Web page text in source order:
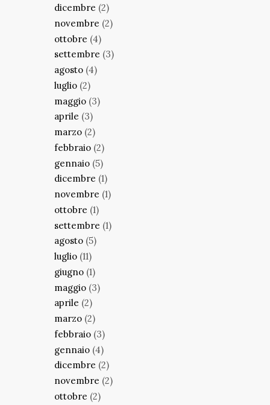
dicembre (2)
novembre (2)
ottobre (4)
settembre (3)
agosto (4)
luglio (2)
maggio (3)
aprile (3)
marzo (2)
febbraio (2)
gennaio (5)
dicembre (1)
novembre (1)
ottobre (1)
settembre (1)
agosto (5)
luglio (11)
giugno (1)
maggio (3)
aprile (2)
marzo (2)
febbraio (3)
gennaio (4)
dicembre (2)
novembre (2)
ottobre (2)